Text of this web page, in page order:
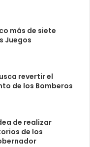
más de siete
Juegos
revertir el
de los Bomberos
de realizar
de los